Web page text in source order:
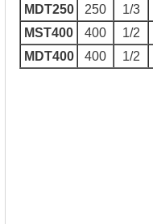
MDT250
250 1/3
MST400
400 1/2
MDT400
400 1/2